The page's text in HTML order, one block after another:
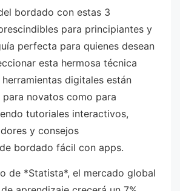
bordado con estas 3
para principiantes y
perfecta para quienes desean
esta hermosa técnica
digitales están
novatos como para
tutoriales interactivos,
y consejos
bordado fácil con apps.
de *Statista*, el mercado global